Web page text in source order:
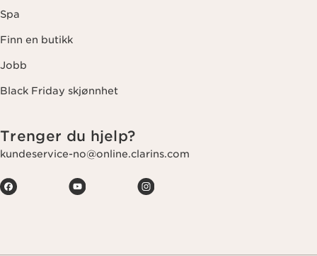
Spa
Finn en butikk
Jobb
Black Friday skjønnhet
Trenger du hjelp?
kundeservice-no@online.clarins.com